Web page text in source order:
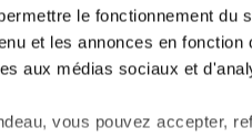
le fonctionnement du
et les annonces en
aux médias sociaux et
vous pouvez accepter,
convenablement répondu
spécifiques aux indicateurs.